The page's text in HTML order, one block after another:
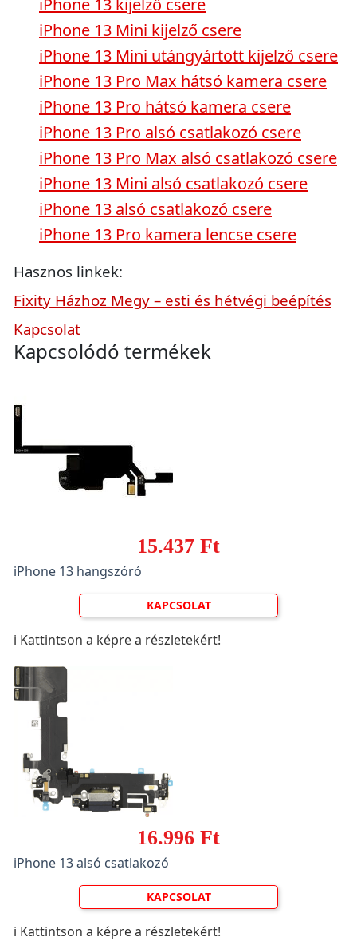
iPhone 13 kijelző csere
iPhone 13 Mini kijelző csere
iPhone 13 Mini utángyártott kijelző csere
iPhone 13 Pro Max hátsó kamera csere
iPhone 13 Pro hátsó kamera csere
iPhone 13 Pro alsó csatlakozó csere
iPhone 13 Pro Max alsó csatlakozó csere
iPhone 13 Mini alsó csatlakozó csere
iPhone 13 alsó csatlakozó csere
iPhone 13 Pro kamera lencse csere
Hasznos linkek:
Fixity Házhoz Megy – esti és hétvégi beépítés
Kapcsolat
Kapcsolódó termékek
15.437 Ft
iPhone 13 hangszóró
KAPCSOLAT
ℹ️ Kattintson a képre a részletekért!
16.996 Ft
iPhone 13 alsó csatlakozó
KAPCSOLAT
ℹ️ Kattintson a képre a részletekért!